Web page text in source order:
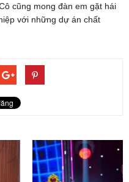
cũng mong đàn em gặt hái
với những dự án chất